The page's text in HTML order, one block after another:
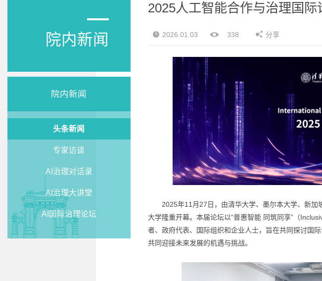
院内新闻
院内新闻
头条新闻
专家访谈
AI治理对话录
AI治理大讲堂
AI国际治理论坛
2025人工智能合作与治理国
2026.01.03 338 分享
2025年11月27日，由清华大学、墨尔本大学、新
大学隆重开幕。本届论坛以“普惠智能 同筑同享”（
者、政府代表、国际组织和企业人士，旨在共同探讨国
共同迎接未来发展的机遇与挑战。